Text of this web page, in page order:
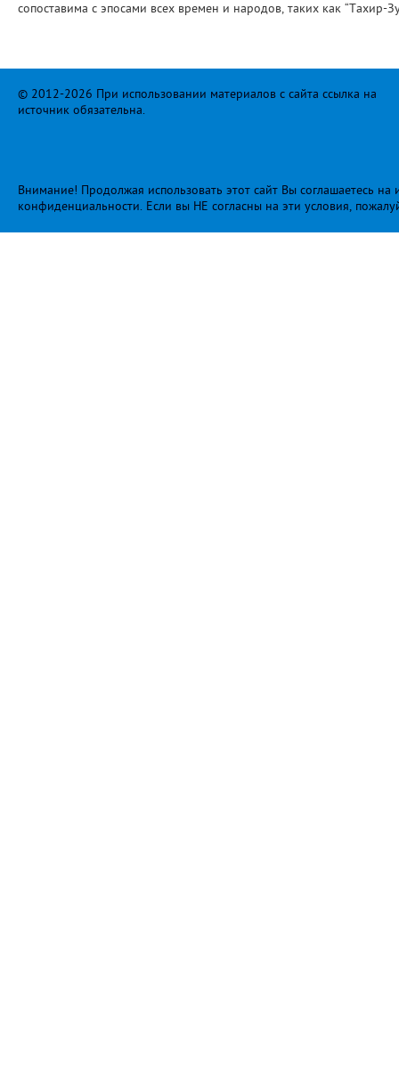
сопоставима с эпосами всех времен и народов, таких как “Тахир-
© 2012-2026 При использовании материалов с сайта ссылка на
источник обязательна.
Внимание! Продолжая использовать этот сайт Вы соглашаетесь
конфиденциальности. Если вы НЕ согласны на эти условия,